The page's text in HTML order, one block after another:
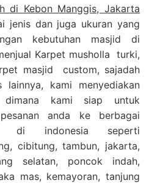
di Kebon Manggis, Jakarta
jenis dan juga ukuran yang
kebutuhan masjid di
Karpet musholla turki,
masjid custom, sajadah
kami menyediakan
kami siap untuk
anda ke berbagai
di indonesia seperti
cibitung, tambun, jakarta,
selatan, poncok indah,
mas, kemayoran, tanjung